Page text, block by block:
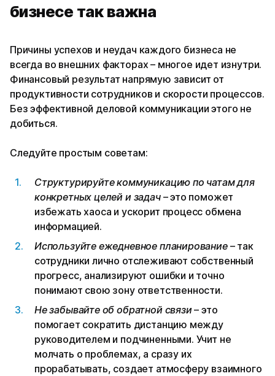
бизнесе так важна
Причины успехов и неудач каждого бизнеса не
всегда во внешних факторах – многое идет изнутри.
Финансовый результат напрямую зависит от
продуктивности сотрудников и скорости процессов.
Без эффективной деловой коммуникации этого не
добиться.
Следуйте простым советам:
Структурируйте коммуникацию по чатам для
конкретных целей и задач– это поможет
избежать хаоса и ускорит процесс обмена
информацией.
Используйте ежедневное планирование– так
сотрудники лично отслеживают собственный
прогресс, анализируют ошибки и точно
понимают свою зону ответственности.
Не забывайте об обратной связи– это
помогает сократить дистанцию между
руководителем и подчиненными. Учит не
молчать о проблемах, а сразу их
прорабатывать, создает атмосферу взаимного